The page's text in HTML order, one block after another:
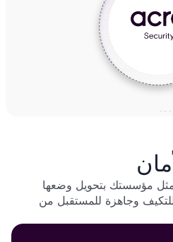
مؤسستك بتحويل وضعها
وجاهزة للمستقبل من